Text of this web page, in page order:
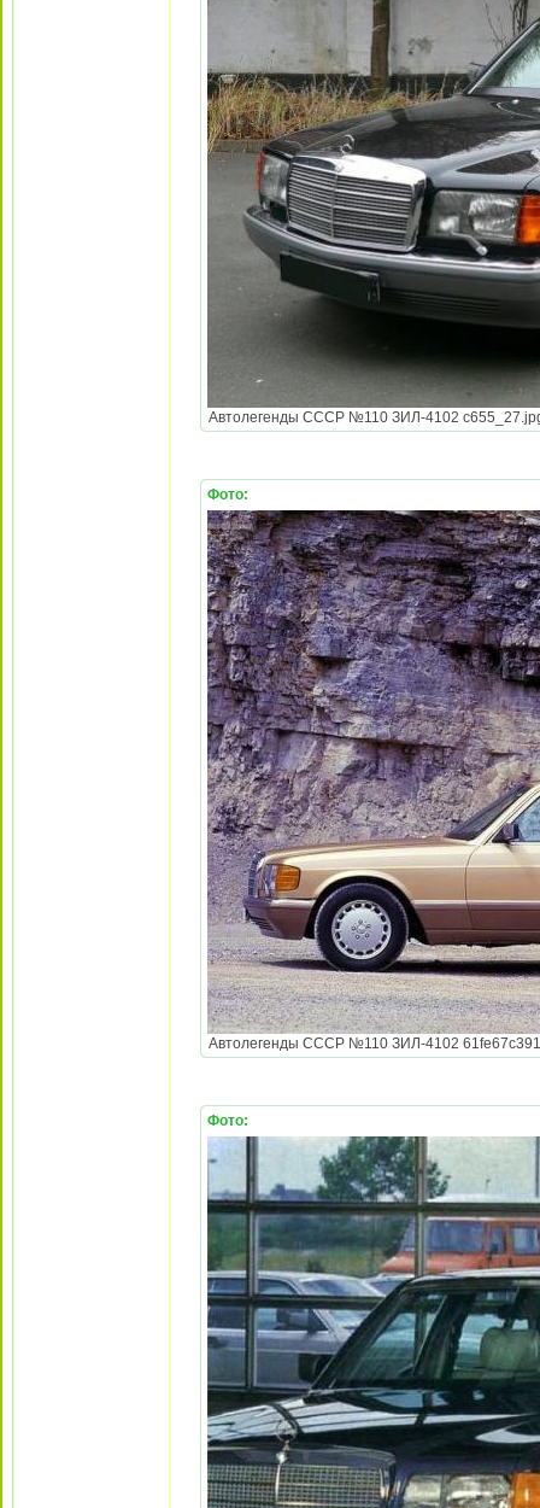
Автолегенды СССР №110 ЗИЛ-4102
Фото:
Автолегенды СССР №110 ЗИЛ-4102
Фото: